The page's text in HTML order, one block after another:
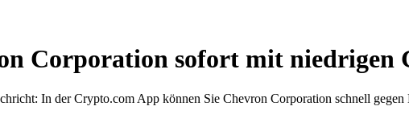
Corporation sofort mit niedrigen
In der Crypto.com App können Sie Chevron Corporation schnell